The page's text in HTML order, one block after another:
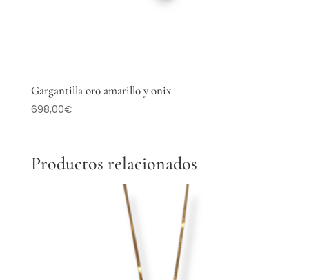
Gargantilla oro amarillo y onix
698,00€
Productos relacionados